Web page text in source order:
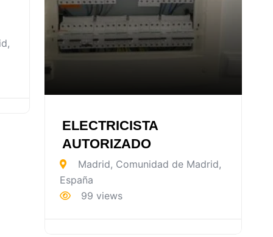
,
ELECTRICISTA
AUTORIZADO
Madrid, Comunidad de Madrid,
España
99 views